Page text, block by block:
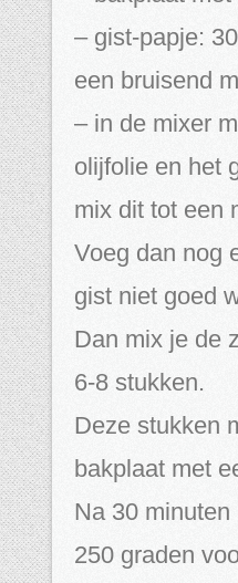
– gist-papje:
een bruisend
– in de mixer
olijfolie en het
mix dit tot een
Voeg dan nog
gist niet goed
Dan mix je de
6-8 stukken.
Deze stukken
bakplaat met
Na 30
250 graden